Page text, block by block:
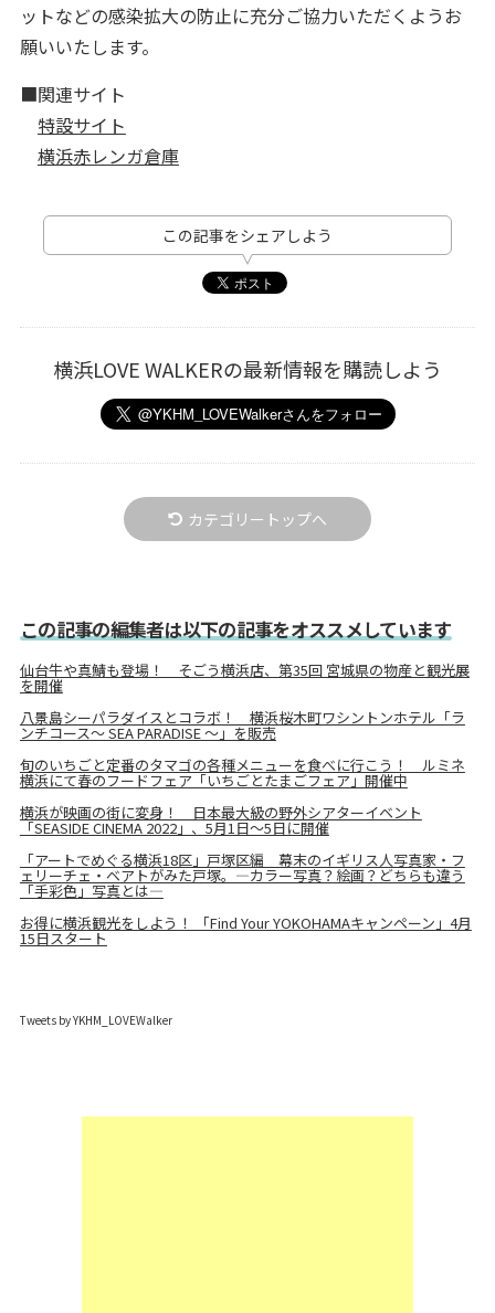
ットなどの感染拡大の防止に充分ご協力いただくようお
願いいたします。
■関連サイト
特設サイト
横浜赤レンガ倉庫
この記事をシェアしよう
横浜LOVE WALKERの最新情報を購読しよう
カテゴリートップへ
この記事の編集者は以下の記事をオススメしています
仙台牛や真鯖も登場！ そごう横浜店、第35回 宮城県の物産と観光展
を開催
八景島シーパラダイスとコラボ！ 横浜桜木町ワシントンホテル「ラ
ンチコース～ SEA PARADISE ～」を販売
旬のいちごと定番のタマゴの各種メニューを食べに行こう！ ルミネ
横浜にて春のフードフェア「いちごとたまごフェア」開催中
横浜が映画の街に変身！ 日本最大級の野外シアターイベント
「SEASIDE CINEMA 2022」、5月1日〜5日に開催
「アートでめぐる横浜18区」戸塚区編 幕末のイギリス人写真家・フ
ェリーチェ・ベアトがみた戸塚。―カラー写真？絵画？どちらも違う
「手彩色」写真とは―
お得に横浜観光をしよう！ 「Find Your YOKOHAMAキャンペーン」4月
15日スタート
Tweets by YKHM_LOVEWalker